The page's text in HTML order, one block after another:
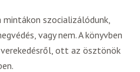
mintákon szocializálódunk,
vagy nem. A könyvben
ott az ösztönök